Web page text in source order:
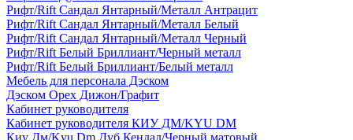
Рифт/Rift Сандал Янтарный/Металл Антрацит
Рифт/Rift Сандал Янтарный/Металл Белый
Рифт/Rift Сандал Янтарный/Металл Черный
Рифт/Rift Белый Бриллиант/Черный металл
Рифт/Rift Белый Бриллиант/Белый металл
Мебель для персонала Дэском
Дэском Орех Дижон/Графит
Кабинет руководителя
Кабинет руководителя КИУ ДМ/KYU DM
Киу Дм/Kyu Dm Дуб Кендал/Черный матовый